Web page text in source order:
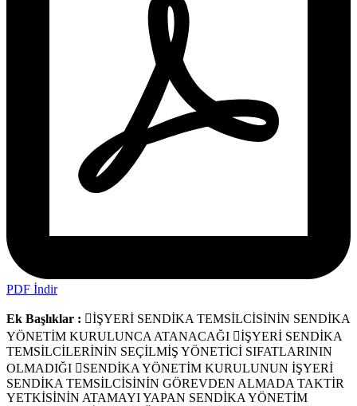
PDF İndir
Ek Başlıklar : İŞYERİ SENDİKA TEMSİLCİSİNİN SENDİKA
YÖNETİM KURULUNCA ATANACAĞI İŞYERİ SENDİKA
TEMSİLCİLERİNİN SEÇİLMİŞ YÖNETİCİ SIFATLARININ
OLMADIĞI SENDİKA YÖNETİM KURULUNUN İŞYERİ
SENDİKA TEMSİLCİSİNİN GÖREVDEN ALMADA TAKTİR
YETKİSİNİN ATAMAYI YAPAN SENDİKA YÖNETİM